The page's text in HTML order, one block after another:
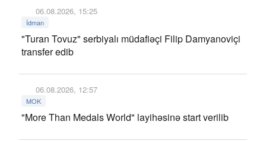
06.08.2026, 15:25
İdman
"Turan Tovuz" serbiyalı müdafiəçi Filip Damyanoviçi
transfer edib
06.08.2026, 12:57
MOK
"More Than Medals World" layihəsinə start verilib